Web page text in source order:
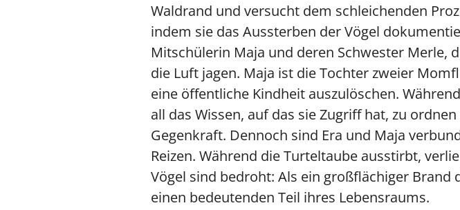
Waldrand und versucht dem schleichenden
indem sie das Aussterben der Vögel
Mitschülerin Maja und deren Schwester Merle,
die Luft jagen. Maja ist die Tochter zweier
eine öffentliche Kindheit auszulöschen.
all das Wissen, auf das sie Zugriff hat, zu
Gegenkraft. Dennoch sind Era und Maja
Reizen. Während die Turteltaube ausstirbt,
Vögel sind bedroht: Als ein großflächiger
einen bedeutenden Teil ihres Lebensraums.